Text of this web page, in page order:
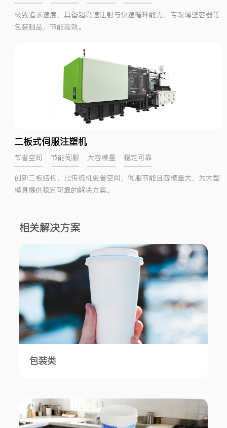
极致追求速度，具备超高速注射与快速循环能力，专攻薄壁容器等
包装制品，节能高效。
二板式伺服注塑机
节省空间 节能伺服 大容模量
稳定可靠
创新二板结构，比传统机更省空间，伺服节能且容模量大，为大型
模具提供稳定可靠的解决方案。
相关解决方案
包装类